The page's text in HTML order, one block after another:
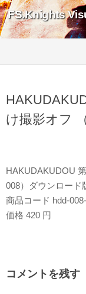
Skip to content
FS.Knights
け撮影オフ
HAKUDAKUDOU
008）ダウンロード
商品コード hdd-
価格 420 円
コメントを残す